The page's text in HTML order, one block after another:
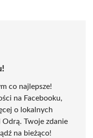
co najlepsze!
na Facebooku,
o lokalnych
Twoje zdanie
na bieżąco!